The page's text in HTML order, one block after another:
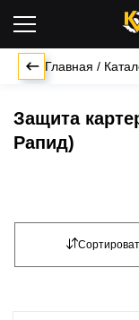
Главная /
Защита
Рапид)